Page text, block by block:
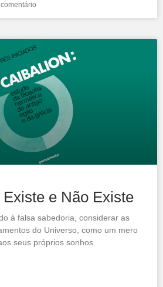
e Não Existe
à falsa sabedoria, considerar as
do Universo, como um mero
seus próprios sonhos